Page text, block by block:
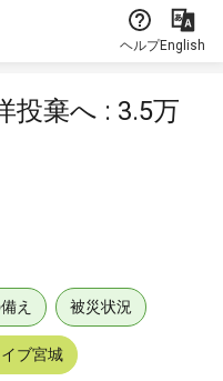
ヘルプEnglish
投棄へ : 3.5万
え 被災状況
ブ宮城